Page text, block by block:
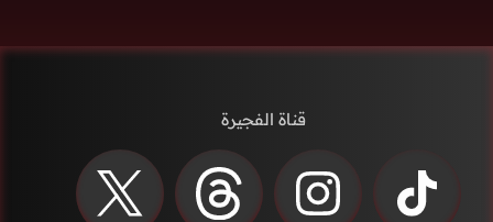
قناة الفجيرة